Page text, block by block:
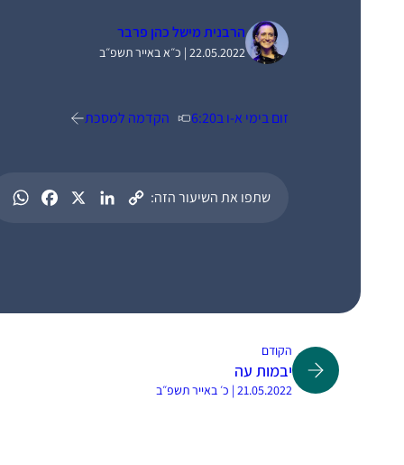
הרבנית מישל כהן פרבר
22.05.2022 | כ״א באייר תשפ״ב
זום בימי א-ו ב6:20 הקדמה למסכת
שתפו את השיעור הזה:
הקודם
יבמות עה
21.05.2022 | כ׳ באייר תשפ״ב